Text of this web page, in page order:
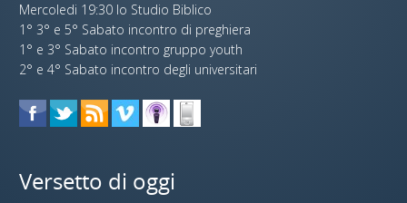
Mercoledi 19:30 lo Studio Biblico
1° 3° e 5° Sabato incontro di preghiera
1° e 3° Sabato incontro gruppo youth
2° e 4° Sabato incontro degli universitari
Versetto di oggi